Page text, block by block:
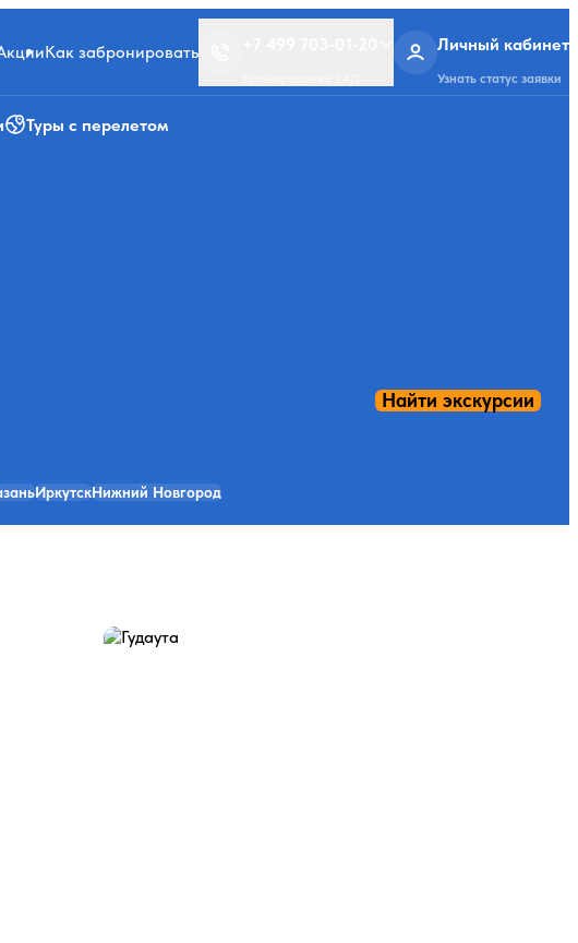
Как забронировать Личный кабинет
Узнать статус заявки
Туры с перелетом
ИркутскНижний Новгород
Найти экскурсии